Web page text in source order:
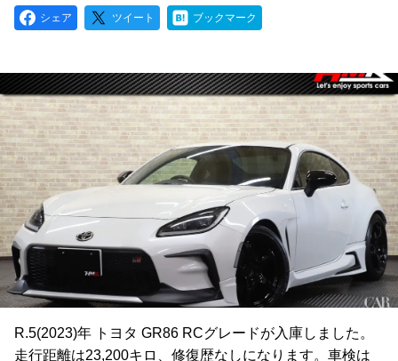
シェア ツイート ブックマーク
R.5(2023)年 トヨタ GR86 RCグレードが入庫しました。
走行距離は23,200キロ、修復歴なしになります。車検は